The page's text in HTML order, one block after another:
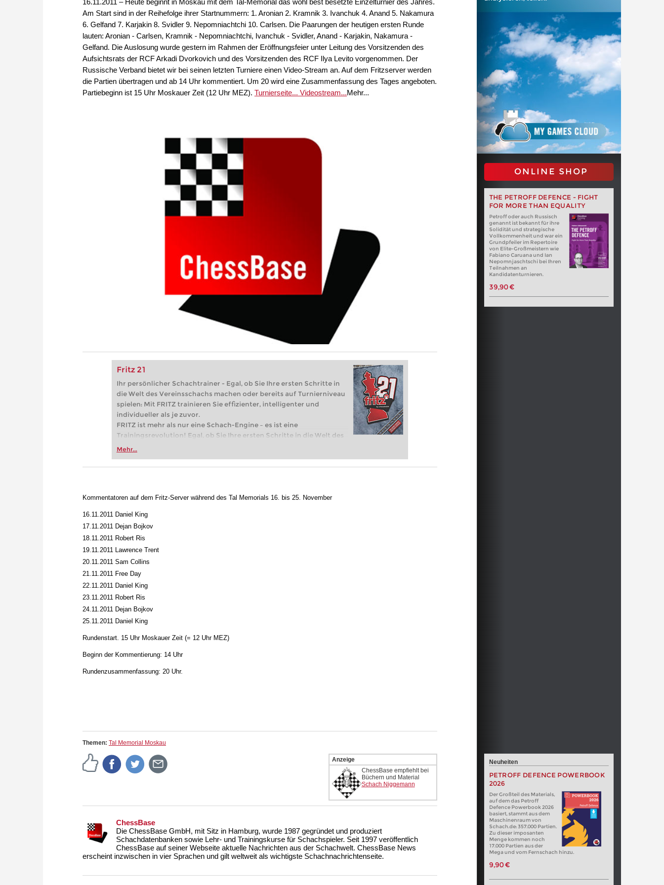
Am Start sind in der Reihefolge ihrer Startnummern: 1. Aronian 2. Kramnik 3. Ivanchuk 4. Anand 5. Nakamura
6. Gelfand 7. Karjakin 8. Svidler 9. Nepomniachtchi 10. Carlsen. Die Paarungen der heutigen ersten Runde
lauten: Aronian - Carlsen, Kramnik - Nepomniachtchi, Ivanchuk - Svidler, Anand - Karjakin, Nakamura -
Gelfand. Die Auslosung wurde gestern im Rahmen der Eröffnungsfeier unter Leitung des Vorsitzenden des
Aufsichtsrats der RCF Arkadi Dvorkovich und des Vorsitzenden des RCF Ilya Levito vorgenommen. Der
Russische Verband bietet wir bei seinen letzten Turniere einen Video-Stream an. Auf dem Fritzserver werden
die Partien übertragen und ab 14 Uhr kommentiert. Um 20 wird eine Zusammenfassung des Tages angeboten.
Partiebeginn ist 15 Uhr Moskauer Zeit (12 Uhr MEZ). Turnierseite... Videostream...Mehr...
Fritz 21
Ihr persönlicher Schachtrainer - Egal, ob Sie Ihre ersten Schritte in
die Welt des Vereinsschachs machen oder bereits auf Turnierniveau
spielen: Mit FRITZ trainieren Sie effizienter, intelligenter und
individueller als je zuvor.
FRITZ ist mehr als nur eine Schach-Engine – es ist eine
Trainingsrevolution! Egal, ob Sie Ihre ersten Schritte in die Welt des
Vereinsschachs machen oder bereits auf Turnierniveau spielen: Mit
zuvor.
Mehr...
ONLINE SHOP
THE PETROFF DEFENCE - FIGHT
FOR MORE THAN EQUALITY
Petroff oder auch Russisch
genannt ist bekannt für ihre
Solidität und strategische
Vollkommenheit und war ein
Grundpfeiler im Repertoire
von Elite-Großmeistern wie
Fabiano Caruana und Ian
Nepomnjaschtschi bei Ihren
Teilnahmen an
Kandidatenturnieren.
39,90 €
Kommentatoren auf dem Fritz-Server während des Tal Memorials 16. bis 25. November
16.11.2011 Daniel King
17.11.2011 Dejan Bojkov
18.11.2011 Robert Ris
19.11.2011 Lawrence Trent
20.11.2011 Sam Collins
21.11.2011 Free Day
22.11.2011 Daniel King
23.11.2011 Robert Ris
24.11.2011 Dejan Bojkov
25.11.2011 Daniel King
Rundenstart. 15 Uhr Moskauer Zeit (= 12 Uhr MEZ)
Beginn der Kommentierung: 14 Uhr
Rundenzusammenfassung: 20 Uhr.
Themen: Tal Memorial Moskau
Anzeige
ChessBase empfiehlt bei
Büchern und Material
Schach Niggemann
ChessBase
Die ChessBase GmbH, mit Sitz in Hamburg, wurde 1987 gegründet und produziert
Schachdatenbanken sowie Lehr- und Trainingskurse für Schachspieler. Seit 1997 veröffentlich
ChessBase auf seiner Webseite aktuelle Nachrichten aus der Schachwelt. ChessBase News
erscheint inzwischen in vier Sprachen und gilt weltweit als wichtigste Schachnachrichtenseite.
Neuheiten
PETROFF DEFENCE POWERBOOK
2026
Der Großteil des Materials,
auf dem das Petroff
Defence Powerbook 2026
basiert, stammt aus dem
Maschinenraum von
Schach.de: 357.000 Partien.
Zu dieser imposanten
Menge kommen noch
17.000 Partien aus der
Mega und vom Fernschach hinzu.
9,90 €